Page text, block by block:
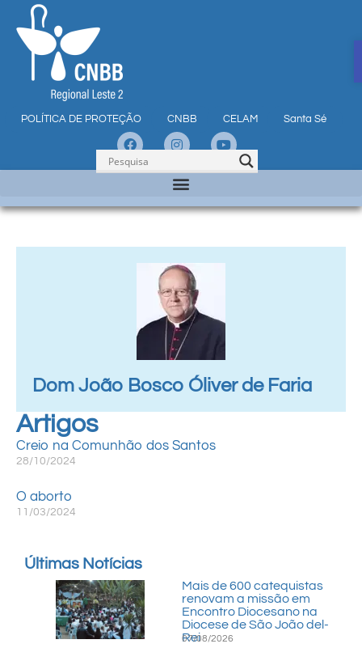
POLÍTICA DE PROTEÇÃO CNBB CELAM Santa Sé
Dom João Bosco Óliver de Faria
Artigos
Creio na Comunhão dos Santos
28/10/2024
O aborto
11/03/2024
Últimas Notícias
Mais de 600 catequistas
renovam a missão em
Encontro Diocesano na
Diocese de São João del-
Rei
07/08/2026